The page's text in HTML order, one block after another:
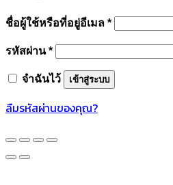
ชื่อผู้ใช้หรือที่อยู่อีเมล *ต้องการ
รหัสผ่าน*ต้องการ
จำฉันไว้ เข้าสู่ระบบ
ลืมรหัสผ่านของคุณ?